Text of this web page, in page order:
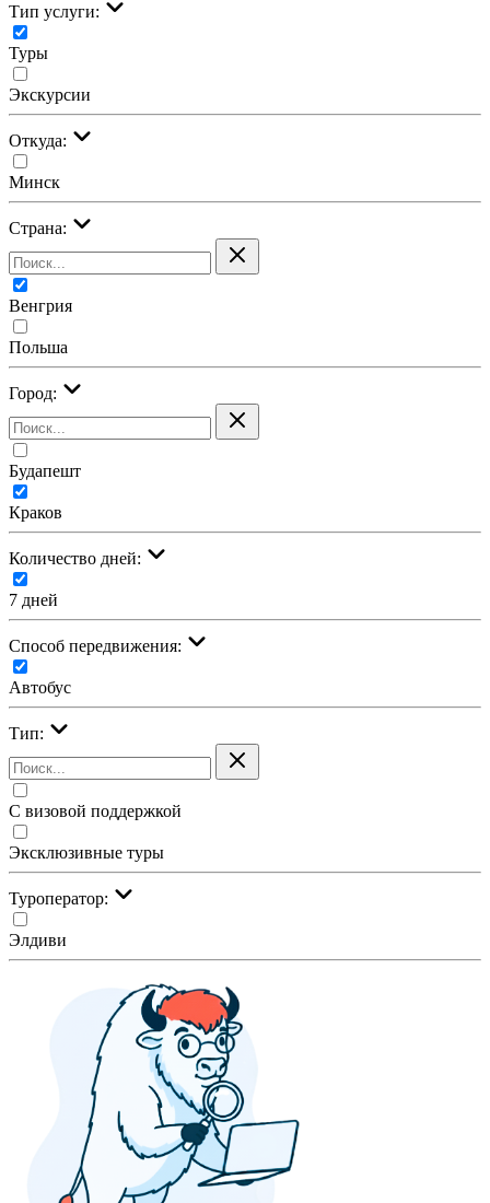
Тип услуги:
Туры
Экскурсии
Откуда:
Минск
Страна:
Венгрия
Польша
Город:
Будапешт
Краков
Количество дней:
7 дней
Cпособ передвижения:
Автобус
Тип:
С визовой поддержкой
Эксклюзивные туры
Туроператор:
Элдиви